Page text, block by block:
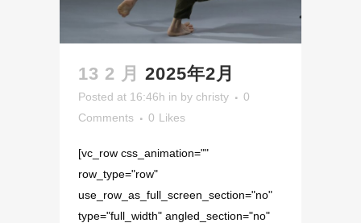
13 2 月 2025年2月
Posted at 16:46h in by christy
0
Comments
0 Likes
[vc_row css_animation=""
row_type="row"
use_row_as_full_screen_section="no"
type="full_width" angled_section="no"